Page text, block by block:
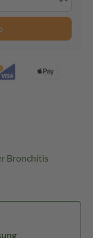
Bronchitis